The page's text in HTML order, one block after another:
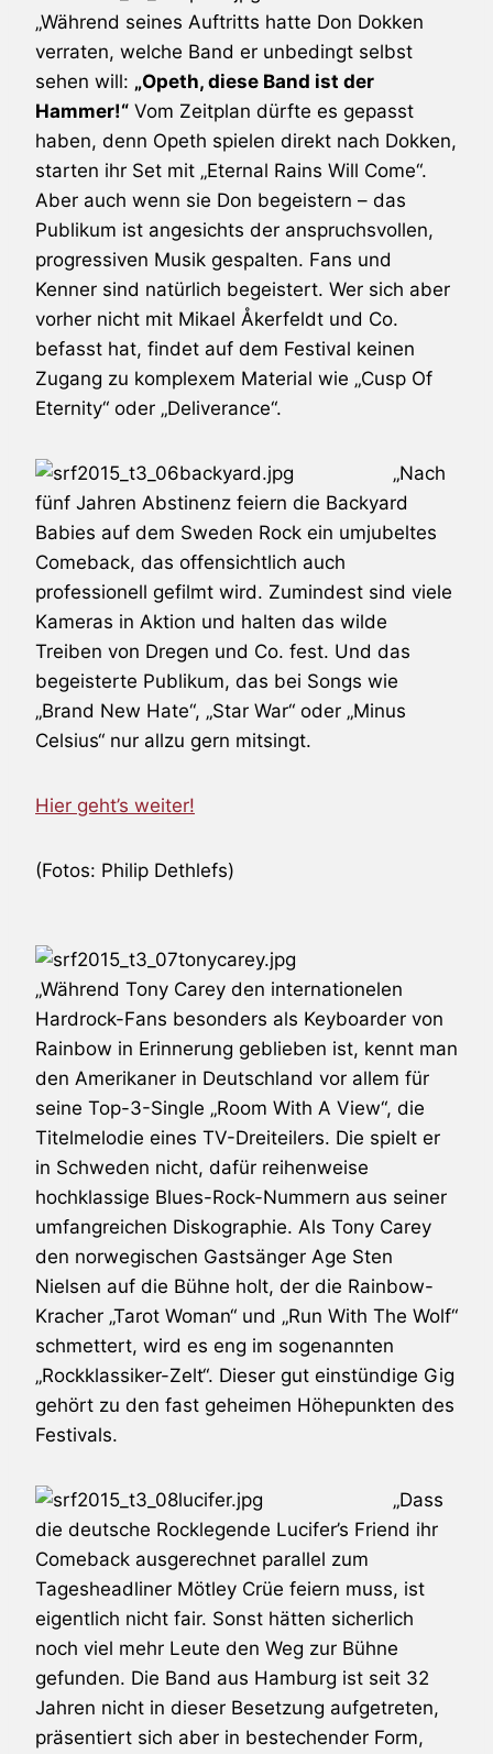
„Während seines Auftritts hatte Don Dokken
verraten, welche Band er unbedingt selbst
sehen will: „Opeth, diese Band ist der
Hammer!“ Vom Zeitplan dürfte es gepasst
haben, denn Opeth spielen direkt nach Dokken,
starten ihr Set mit „Eternal Rains Will Come“.
Aber auch wenn sie Don begeistern – das
Publikum ist angesichts der anspruchsvollen,
progressiven Musik gespalten. Fans und
Kenner sind natürlich begeistert. Wer sich aber
vorher nicht mit Mikael Åkerfeldt und Co.
befasst hat, findet auf dem Festival keinen
Zugang zu komplexem Material wie „Cusp Of
Eternity“ oder „Deliverance“.
„Nach
fünf Jahren Abstinenz feiern die Backyard
Babies auf dem Sweden Rock ein umjubeltes
Comeback, das offensichtlich auch
professionell gefilmt wird. Zumindest sind viele
Kameras in Aktion und halten das wilde
Treiben von Dregen und Co. fest. Und das
begeisterte Publikum, das bei Songs wie
„Brand New Hate“, „Star War“ oder „Minus
Celsius“ nur allzu gern mitsingt.
Hier geht’s weiter!
(Fotos: Philip Dethlefs)
„Während Tony Carey den internationelen
Hardrock-Fans besonders als Keyboarder von
Rainbow in Erinnerung geblieben ist, kennt man
den Amerikaner in Deutschland vor allem für
seine Top-3-Single „Room With A View“, die
Titelmelodie eines TV-Dreiteilers. Die spielt er
in Schweden nicht, dafür reihenweise
hochklassige Blues-Rock-Nummern aus seiner
umfangreichen Diskographie. Als Tony Carey
den norwegischen Gastsänger Age Sten
Nielsen auf die Bühne holt, der die Rainbow-
Kracher „Tarot Woman“ und „Run With The Wolf“
schmettert, wird es eng im sogenannten
„Rockklassiker-Zelt“. Dieser gut einstündige Gig
gehört zu den fast geheimen Höhepunkten des
Festivals.
„Dass
die deutsche Rocklegende Lucifer’s Friend ihr
Comeback ausgerechnet parallel zum
Tagesheadliner Mötley Crüe feiern muss, ist
eigentlich nicht fair. Sonst hätten sicherlich
noch viel mehr Leute den Weg zur Bühne
gefunden. Die Band aus Hamburg ist seit 32
Jahren nicht in dieser Besetzung aufgetreten,
präsentiert sich aber in bestechender Form,